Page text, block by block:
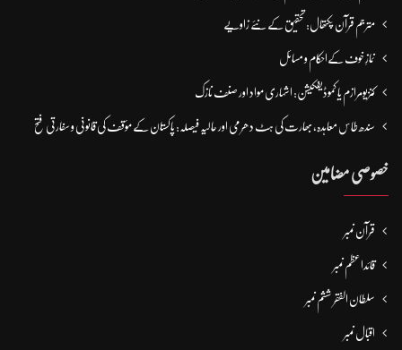
مترجم قرآن پکتھال: تحقیق کے نئے زاویے
نمازِ خوف کےاحکام و مسائل
کنزیومرازم یا کموڈیفکیشن: اشہاری مواد اور صنف نازک
سندھ طاس معاہدہ، بھارت کی ہٹ دھرمی اور حالیہ فیصلہ: پاکستان کے مؤقف کی قانونی و سفارتی فتح
خصوصی مضامین
قرآن نمبر
قائداعظم نمبر
سلطان الفقر ششم نمبر
اقبال نمبر